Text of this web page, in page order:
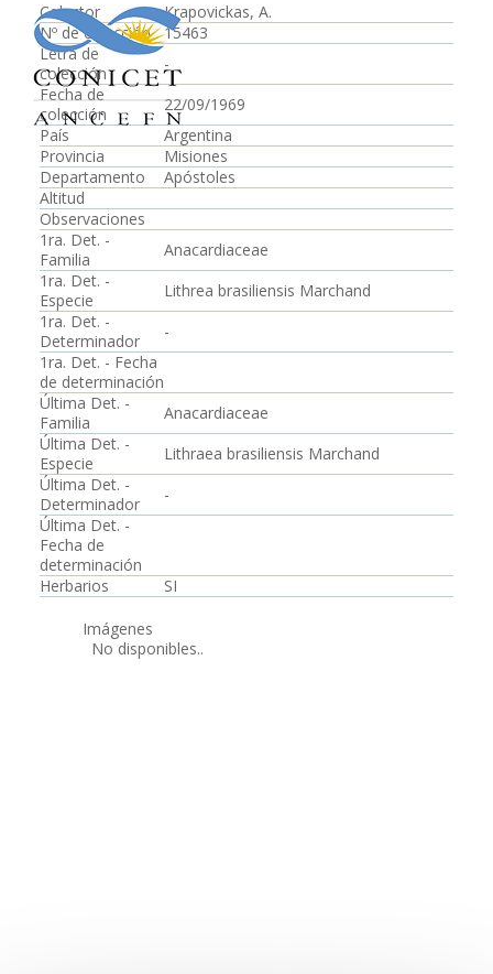
Colector
Krapovickas, A.
Nº de colección
15463
Letra de
colección
-
Fecha de
colección
22/09/1969
País
Argentina
Provincia
Misiones
Departamento
Apóstoles
Altitud
Observaciones
1ra. Det. -
Familia
Anacardiaceae
1ra. Det. -
Especie
Lithrea brasiliensis Marchand
1ra. Det. -
Determinador
-
1ra. Det. - Fecha
de determinación
Última Det. -
Familia
Anacardiaceae
Última Det. -
Especie
Lithraea brasiliensis Marchand
Última Det. -
Determinador
-
Última Det. -
Fecha de
determinación
Herbarios
SI
Imágenes
No disponibles..